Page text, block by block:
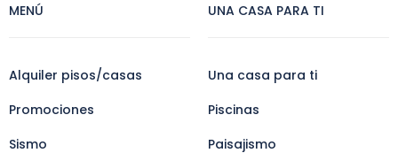
MENÚ
Alquiler pisos/casas
Promociones
Sismo
UNA CASA PARA TI
Una casa para ti
Piscinas
Paisajismo